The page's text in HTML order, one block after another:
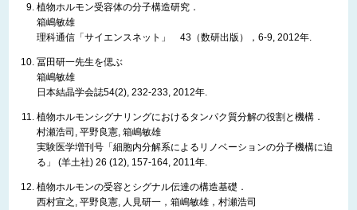
植物ホルモン受容体の分子構造研究．
箱嶋敏雄
理科通信「サイエンスネット」 43（数研出版），6-9, 2012年.
冨田研一先生を偲ぶ
箱嶋敏雄
日本結晶学会誌54(2), 232-233, 2012年.
植物ホルモンシグナリングにおけるタンパク質分解の役割と機構．
村瀬浩司, 平野良憲, 箱嶋敏雄
実験医学増刊号「細胞内分解系によるリノベーションの分子機構に迫
る」 (羊土社) 26 (12), 157-164, 2011年.
植物ホルモンの受容とシグナル伝達の構造基礎．
西村宣之, 平野良憲, 人見研一，箱嶋敏雄，村瀬浩司